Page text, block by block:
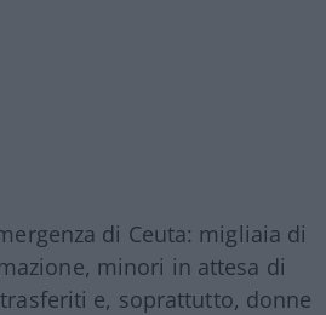
di Ceuta: migliaia di
minori in attesa di
e, soprattutto, donne